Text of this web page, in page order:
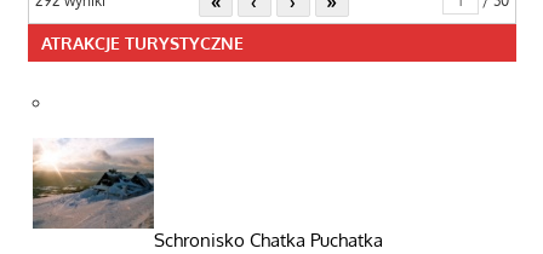
ATRAKCJE TURYSTYCZNE
Schronisko Chatka Puchatka